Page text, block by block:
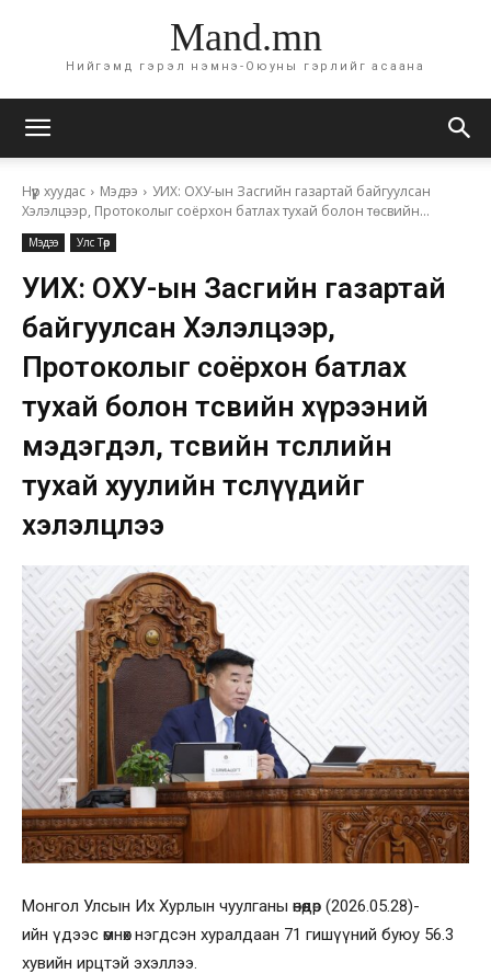
Mand.mn
Нийгэмд гэрэл нэмнэ-Оюуны гэрлийг асаана
Нүүр хуудас Мэдээ
УИХ: ОХУ-ын Засгийн газартай байгуулсан
Хэлэлцээр, Протоколыг соёрхон батлах тухай болон төсвийн...
Мэдээ Улс Төр
УИХ: ОХУ-ын Засгийн газартай
байгуулсан Хэлэлцээр,
Протоколыг соёрхон батлах
тухай болон төсвийн хүрээний
мэдэгдэл, төсвийн төсөөллийн
тухай хуулийн төслүүдийг
хэлэлцлээ
Монгол Улсын Их Хурлын чуулганы өнөөдөр (2026.05.28)-
ийн үдээс өмнөх нэгдсэн хуралдаан 71 гишүүний буюу 56.3
хувийн ирцтэй эхэллээ.